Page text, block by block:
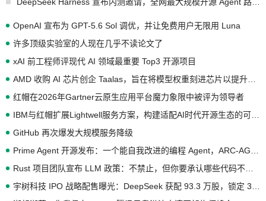
OpenAI 宣布为 GPT-5.6 Sol 调优，并让免费用户无限用 Luna
许多顶级实验室的人现在几乎不读论文了
xAI 前工程师评现代 AI 领域最重要 Top3 开源项目
红帽在2026年Gartner云原生应用平台魔力象限中被评为领导者
GitHub 再次爆发大规模服务降级